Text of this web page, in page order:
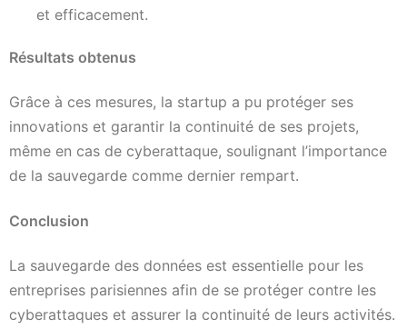
et efficacement.
Résultats obtenus
Grâce à ces mesures, la startup a pu protéger ses
innovations et garantir la continuité de ses projets,
même en cas de cyberattaque, soulignant l’importance
de la sauvegarde comme dernier rempart.
Conclusion
La sauvegarde des données est essentielle pour les
entreprises parisiennes afin de se protéger contre les
cyberattaques et assurer la continuité de leurs activités.